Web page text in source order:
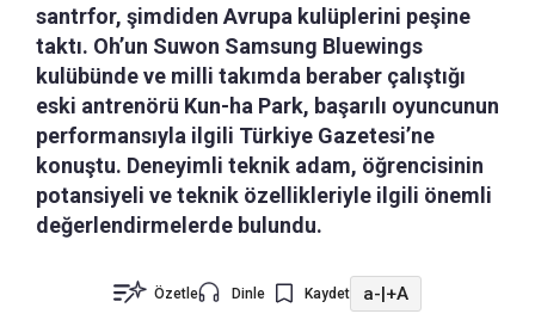
santrfor, şimdiden Avrupa kulüplerini peşine
taktı. Oh’un Suwon Samsung Bluewings
kulübünde ve milli takımda beraber çalıştığı
eski antrenörü Kun-ha Park, başarılı oyuncunun
performansıyla ilgili Türkiye Gazetesi’ne
konuştu. Deneyimli teknik adam, öğrencisinin
potansiyeli ve teknik özellikleriyle ilgili önemli
değerlendirmelerde bulundu.
Özetle Dinle Kaydet a-|+A